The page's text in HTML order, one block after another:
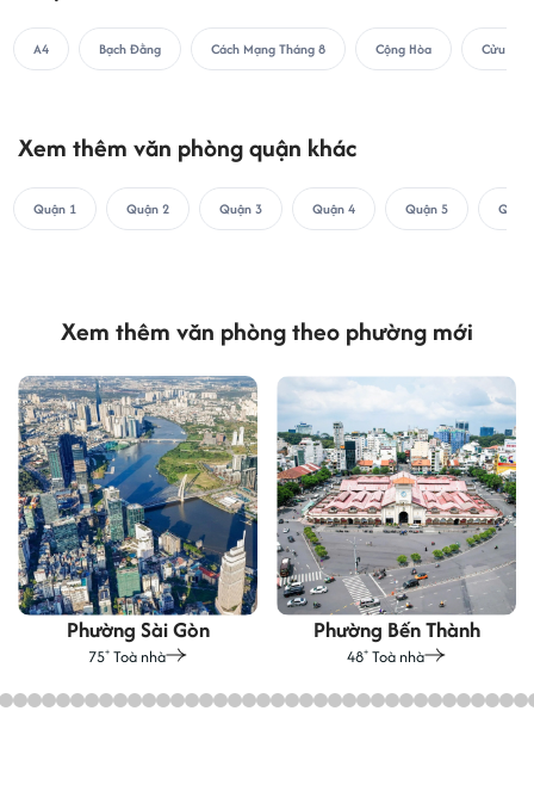
A4 Bạch Đằng Cách Mạng Tháng 8 Cộng Hòa Cửu
Xem thêm văn phòng quận khác
Quận 1 Quận 2 Quận 3 Quận 4 Quận 5 Quận
Xem thêm văn phòng theo phường mới
Phường Sài Gòn
75+ Toà nhà
Phường Bến Thành
48+ Toà nhà